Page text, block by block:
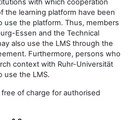
with which cooperation
the learning platform have been
use the platform. Thus, members
Essen and the Technical
also use the LMS through the
Furthermore, persons who
context with Ruhr-Universität
use the LMS.
of charge for authorised